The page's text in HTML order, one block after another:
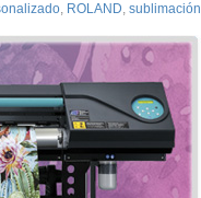
, ROLAND, sublimación